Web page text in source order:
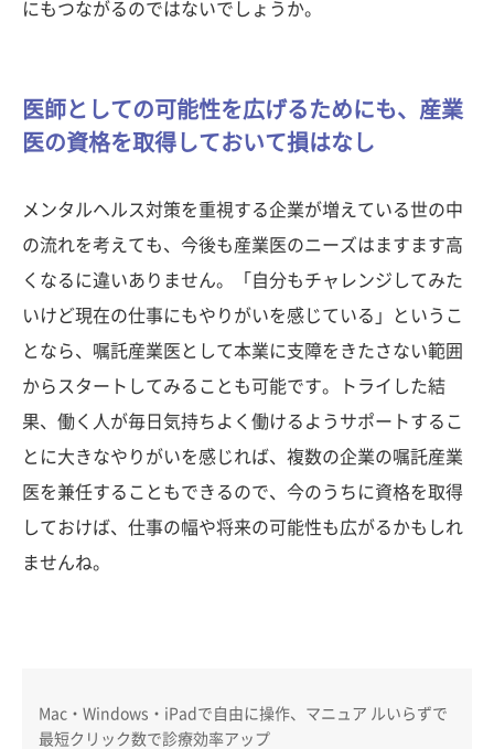
にもつながるのではないでしょうか。
医師としての可能性を広げるためにも、産業
医の資格を取得しておいて損はなし
メンタルヘルス対策を重視する企業が増えている世の中
の流れを考えても、今後も産業医のニーズはますます高
くなるに違いありません。「自分もチャレンジしてみた
いけど現在の仕事にもやりがいを感じている」というこ
となら、嘱託産業医として本業に支障をきたさない範囲
からスタートしてみることも可能です。トライした結
果、働く人が毎日気持ちよく働けるようサポートするこ
とに大きなやりがいを感じれば、複数の企業の嘱託産業
医を兼任することもできるので、今のうちに資格を取得
しておけば、仕事の幅や将来の可能性も広がるかもしれ
ませんね。
Mac・Windows・iPadで自由に操作、マニュア ルいらずで
最短クリック数で診療効率アップ